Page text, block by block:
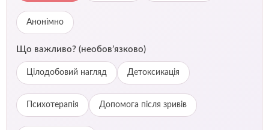
Анонімно
Що важливо? (необов’язково)
Цілодобовий нагляд Детоксикація
Психотерапія Допомога після зривів